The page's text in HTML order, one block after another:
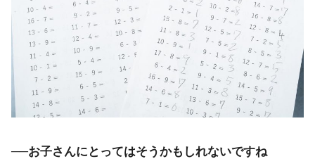
──お子さんにとってはそうかもしれないですね